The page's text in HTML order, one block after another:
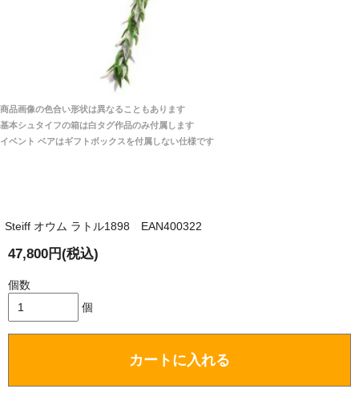
商品は直接海外から届くのですか。受取の際、関税な
どはかかりますか？
商品は全て当店へ入荷させたのち欠品を行いお客様
関税はすべて当店にて処理しますのでお客様のご負担
は一切ありません。
国内で一度検品をしますので、決済確認後、２～４
週間でのお届けとなります。
（稀に、通関手続き等に時間がかかり、納期が遅れる
ます。）
注文のキャンセルは可能ですか？
「送られる際にメールなどで届けて頂きとても
安心感がありました」
大阪府 Y・W 様 （男性）
「取り扱っているNetショップで一番信用出来
兵庫県 A・K 様 （女性）
「ベアちゃんの紹介分が丁寧に書かれていたこ
商品画像の色合い形状は異なることもあります
基本シュタイフの箱は白タグ作品のみ付属します
イベント ベアはギフトボックスを付属しない仕様です
Steiff オウム ラトル1898 EAN400322
47,800円(税込)
個数
個
カートに入れる